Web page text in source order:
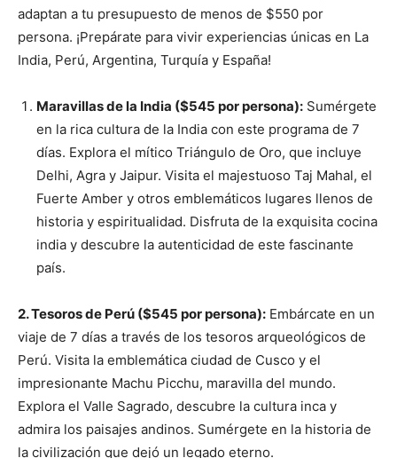
adaptan a tu presupuesto de menos de $550 por
persona. ¡Prepárate para vivir experiencias únicas en La
India, Perú, Argentina, Turquía y España!
Maravillas de la India ($545 por persona): Sumérgete
en la rica cultura de la India con este programa de 7
días. Explora el mítico Triángulo de Oro, que incluye
Delhi, Agra y Jaipur. Visita el majestuoso Taj Mahal, el
Fuerte Amber y otros emblemáticos lugares llenos de
historia y espiritualidad. Disfruta de la exquisita cocina
india y descubre la autenticidad de este fascinante
país.
2. Tesoros de Perú ($545 por persona): Embárcate en un
viaje de 7 días a través de los tesoros arqueológicos de
Perú. Visita la emblemática ciudad de Cusco y el
impresionante Machu Picchu, maravilla del mundo.
Explora el Valle Sagrado, descubre la cultura inca y
admira los paisajes andinos. Sumérgete en la historia de
la civilización que dejó un legado eterno.